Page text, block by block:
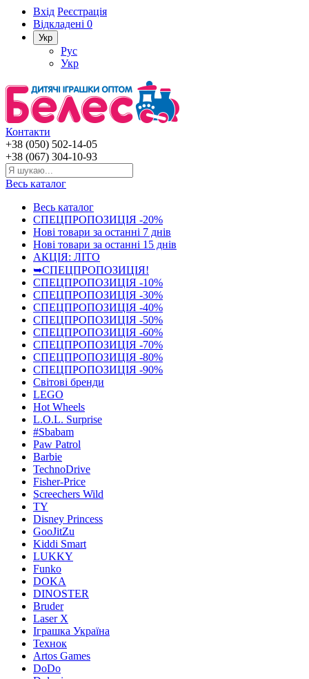
Вхід Реєстрація
Відкладені 0
Укр
Рус
Укр
Контакти
+38 (050) 502-14-05
+38 (067) 304-10-93
Весь каталог
Весь каталог
СПЕЦПРОПОЗИЦІЯ -20%
Нові товари за останнi 7 днiв
Нові товари за останнi 15 днiв
АКЦІЯ: ЛІТО
➥СПЕЦПРОПОЗИЦІЯ!
СПЕЦПРОПОЗИЦІЯ -10%
СПЕЦПРОПОЗИЦІЯ -30%
СПЕЦПРОПОЗИЦІЯ -40%
СПЕЦПРОПОЗИЦІЯ -50%
СПЕЦПРОПОЗИЦІЯ -60%
СПЕЦПРОПОЗИЦІЯ -70%
СПЕЦПРОПОЗИЦІЯ -80%
СПЕЦПРОПОЗИЦІЯ -90%
Світові бренди
LEGO
Hot Wheels
L.O.L. Surprise
#Sbabam
Paw Patrol
Barbie
TechnoDrive
Fisher-Price
Screechers Wild
TY
Disney Princess
GooJitZu
Kiddi Smart
LUKKY
Funko
DOKA
DINOSTER
Bruder
Laser X
Іграшка Україна
Технок
Artos Games
DoDo